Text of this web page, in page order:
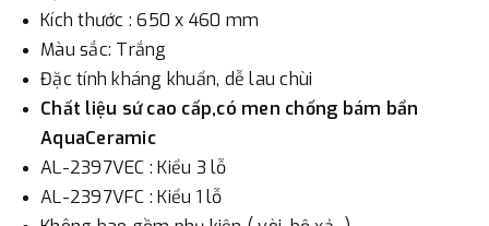
- Nếu địa điểm giao hàng khác với địa điểm thanh toán
hoặc với những đơn đặt hàng ngoài nội thành Hà Nội.
Chúng tôi sẽ thu tiền trước 100% giá trị hàng + phí vận
chuyển theo cước phí tính trong chính sách vận chuyển
bằng phương thức chuyển khoản trước khi giao hàng.
- Sau khi có thông tin xác thực đã chuyển tiền của quý
khách, chúng tôi sẽ thực hiện đơn hàng theo yêu cầu.
Kích thước : 650 x 460 mm
Màu sắc: Trắng
Đặc tính kháng khuẩn, dễ lau chùi
Chất liệu sứ cao cấp,có men chống bám bẩn
AquaCeramic
AL-2397VEC : Kiểu 3 lỗ
AL-2397VFC : Kiểu 1 lỗ